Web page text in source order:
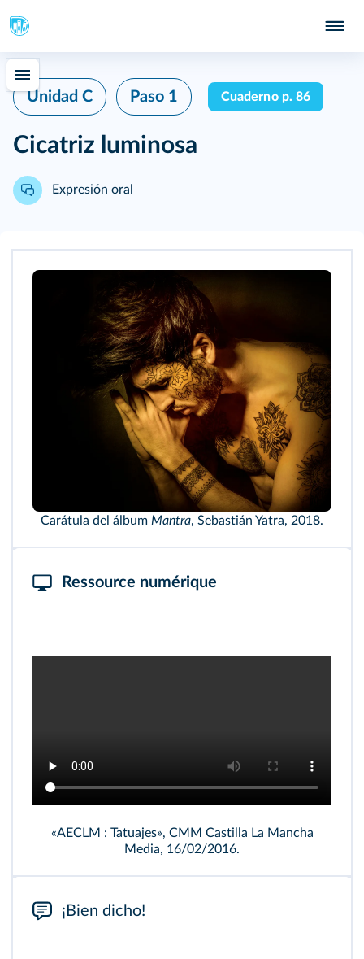
Unidad C Paso 1 Cuaderno p. 86
Cicatriz luminosa
Expresión oral
Carátula del álbum Mantra, Sebastián Yatra, 2018.
Ressource numérique
«AECLM : Tatuajes», CMM Castilla La Mancha
Media, 16/02/2016.
¡Bien dicho!